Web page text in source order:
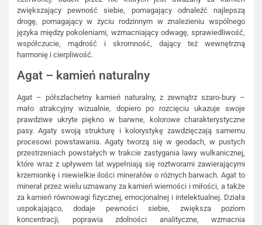
zwiększający pewność siebie, pomagający odnaleźć najlepszą
drogę, pomagający w życiu rodzinnym w znalezieniu wspólnego
języka między pokoleniami, wzmacniający odwagę, sprawiedliwość,
współczucie, mądrość i skromność, dający też wewnętrzną
harmonię i cierpliwość.
Agat – kamień naturalny
Agat – półszlachetny kamień naturalny, z zewnątrz szaro-bury –
mało atrakcyjny wizualnie, dopiero po rozcięciu ukazuje swoje
prawdziwe ukryte piękno w barwne, kolorowe charakterystyczne
pasy. Agaty swoją strukturę i kolorystykę zawdzięczają samemu
procesowi powstawania. Agaty tworzą się w geodach, w pustych
przestrzeniach powstałych w trakcie zastygania lawy wulkanicznej,
które wraz z upływem lat wypełniają się roztworami zawierającymi
krzemionkę i niewielkie ilości minerałów o różnych barwach. Agat to
minerał przez wielu uznawany za kamień wierności i miłości, a także
za kamień równowagi fizycznej, emocjonalnej i intelektualnej. Działa
uspokajająco, dodaje pewności siebie, zwiększa poziom
koncentracji, poprawia zdolności analityczne, wzmacnia